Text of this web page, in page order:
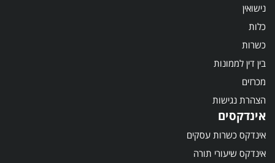
נישואין
כלות
כשרות
בין דין לממונות
מכרזים
הצהרת נגישות
אינדקסים
אינדקס כשרות עסקים
אינדקס שיעורי תורה